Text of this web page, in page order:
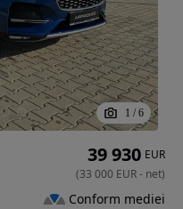
1 / 6
39 930 EUR
(33 000 EUR- net)
Conform mediei